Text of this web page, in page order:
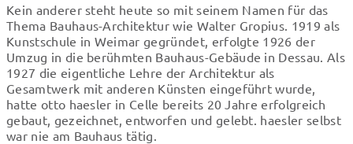
Kein anderer steht heute so mit seinem Namen für das
Thema Bauhaus-Architektur wie Walter Gropius. 1919 als
Kunstschule in Weimar gegründet, erfolgte 1926 der
Umzug in die berühmten Bauhaus-Gebäude in Dessau. Als
1927 die eigentliche Lehre der Architektur als
Gesamtwerk mit anderen Künsten eingeführt wurde,
hatte otto haesler in Celle bereits 20 Jahre erfolgreich
gebaut, gezeichnet, entworfen und gelebt. haesler selbst
war nie am Bauhaus tätig.